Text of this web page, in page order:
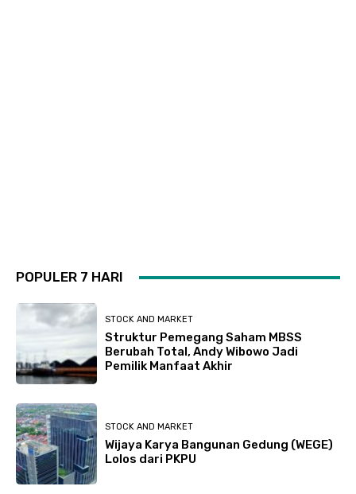
POPULER 7 HARI
STOCK AND MARKET
Struktur Pemegang Saham MBSS
Berubah Total, Andy Wibowo Jadi
Pemilik Manfaat Akhir
STOCK AND MARKET
Wijaya Karya Bangunan Gedung (WEGE)
Lolos dari PKPU